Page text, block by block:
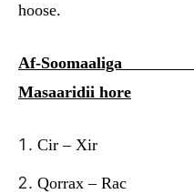
hoose.
Af-
Masaaridii hore
Cir – Xir
Qorrax – Rac